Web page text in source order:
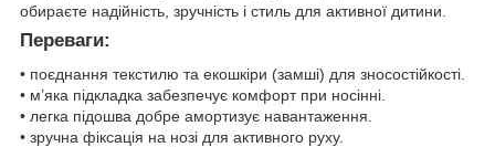
обираєте надійність, зручність і стиль для активної дитини.
Переваги:
• поєднання текстилю та екошкіри (замші) для зносостійкості.
• м’яка підкладка забезпечує комфорт при носінні.
• легка підошва добре амортизує навантаження.
• зручна фіксація на нозі для активного руху.